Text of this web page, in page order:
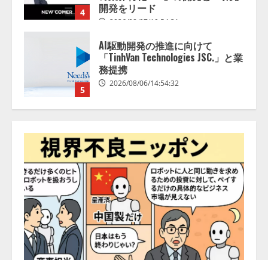
5
2026/08/06/14:54:32
1
【開催報告】次世代AIプラットフ
ォーム「TAIZA」および新サービ
スに関する記者発表会を開催
2026/08/07/17:53:45
2
し、AIから設定操作できる機能を
拡充
2026/08/07/13:53:50
3
【2026年企業のAI導入・活用に関
する調査】AIを組織として導入で
きている企業は26.8％。AI導入企
業の68.0％が、自社でのAI導入・
活用は「上手くいっている」と回
答